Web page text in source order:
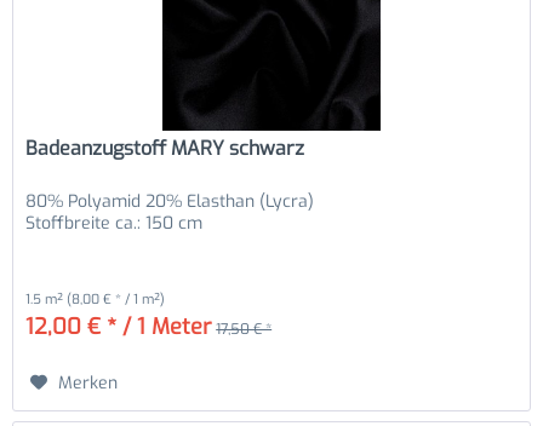
Badeanzugstoff MARY schwarz
80% Polyamid 20% Elasthan (Lycra)
Stoffbreite ca.: 150 cm
1.5 m² (8,00 € * / 1 m²)
12,00 € * / 1 Meter 17,50 € *
Merken